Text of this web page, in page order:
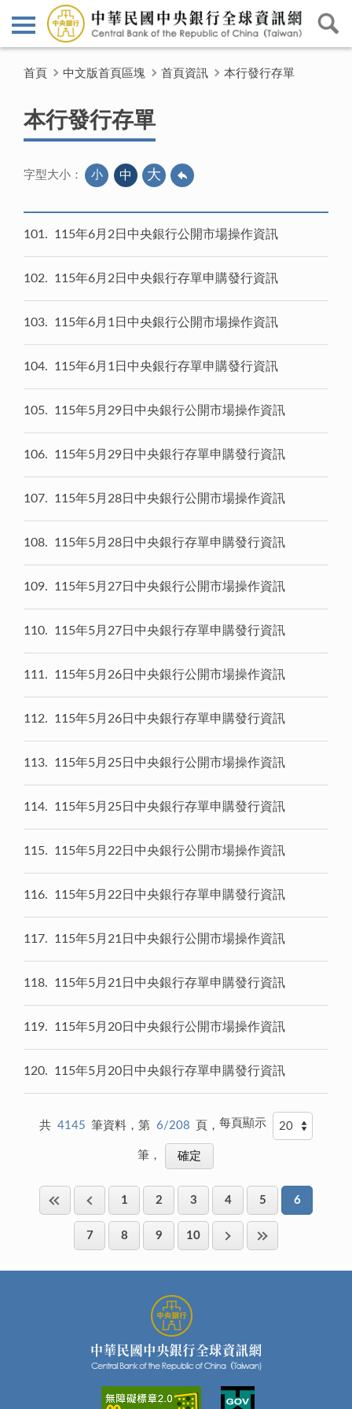
首頁 中文版首頁區塊 首頁資訊 本行發行存單
本行發行存單
字型大小： 小 中 大
101 115年6月2日中央銀行公開市場操作資訊
102 115年6月2日中央銀行存單申購發行資訊
103 115年6月1日中央銀行公開市場操作資訊
104 115年6月1日中央銀行存單申購發行資訊
105 115年5月29日中央銀行公開市場操作資訊
106 115年5月29日中央銀行存單申購發行資訊
107 115年5月28日中央銀行公開市場操作資訊
108 115年5月28日中央銀行存單申購發行資訊
109 115年5月27日中央銀行公開市場操作資訊
110 115年5月27日中央銀行存單申購發行資訊
111 115年5月26日中央銀行公開市場操作資訊
112 115年5月26日中央銀行存單申購發行資訊
113 115年5月25日中央銀行公開市場操作資訊
114 115年5月25日中央銀行存單申購發行資訊
115 115年5月22日中央銀行公開市場操作資訊
116 115年5月22日中央銀行存單申購發行資訊
117 115年5月21日中央銀行公開市場操作資訊
118 115年5月21日中央銀行存單申購發行資訊
119 115年5月20日中央銀行公開市場操作資訊
120 115年5月20日中央銀行存單申購發行資訊
共 4145 筆資料，第 6/208 頁， 每頁顯示
筆，
1 2 3 4 5 6
7 8 9 10